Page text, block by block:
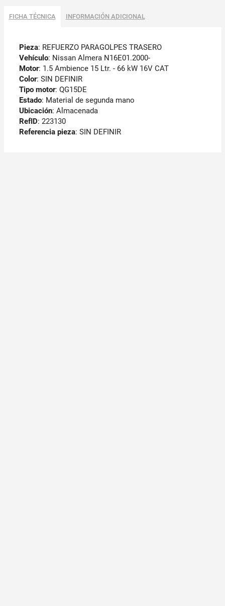
FICHA TÉCNICA INFORMACIÓN ADICIONAL
Pieza: REFUERZO PARAGOLPES TRASERO
Vehículo: Nissan Almera N16E01.2000-
Motor: 1.5 Ambience 15 Ltr. - 66 kW 16V CAT
Color: SIN DEFINIR
Tipo motor: QG15DE
Estado: Material de segunda mano
Ubicación: Almacenada
RefID: 223130
Referencia pieza: SIN DEFINIR